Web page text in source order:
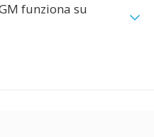
funziona su